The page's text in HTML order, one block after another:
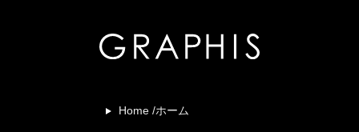
Home /ホーム